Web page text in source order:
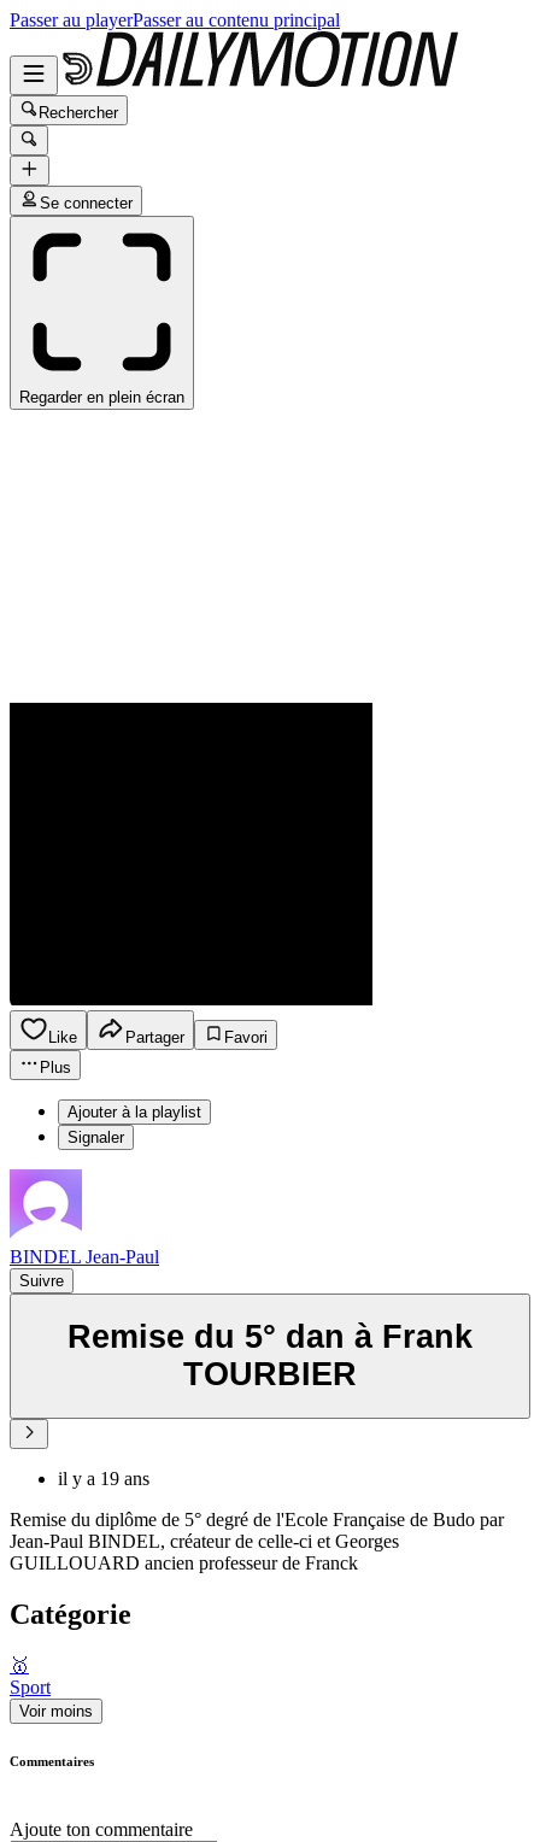
Passer au playerPasser au contenu principal
Rechercher
Se connecter
Regarder en plein écran
Like Partager
Favori
Plus
Ajouter à la playlist
Signaler
BINDEL Jean-Paul
Suivre
Remise du 5° dan à Frank
TOURBIER
il y a 19 ans
Remise du diplôme de 5° degré de l'Ecole Française de Budo par
Jean-Paul BINDEL, créateur de celle-ci et Georges
GUILLOUARD ancien professeur de Franck
Catégorie
🥇
Sport
Voir moins
Commentaires
Ajoute ton commentaire